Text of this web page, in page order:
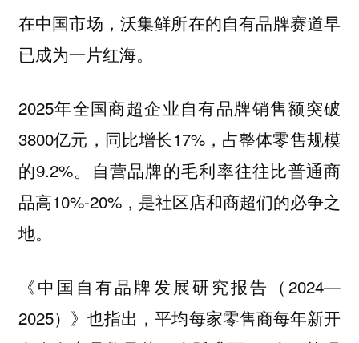
在中国市场，沃集鲜所在的自有品牌赛道早
已成为一片红海。
2025年全国商超企业自有品牌销售额突破
3800亿元，同比增长17%，占整体零售规模
的9.2%。自营品牌的毛利率往往比普通商
品高10%-20%，是社区店和商超们的必争之
地。
《中国自有品牌发展研究报告（2024—
2025）》也指出，平均每家零售商每年新开